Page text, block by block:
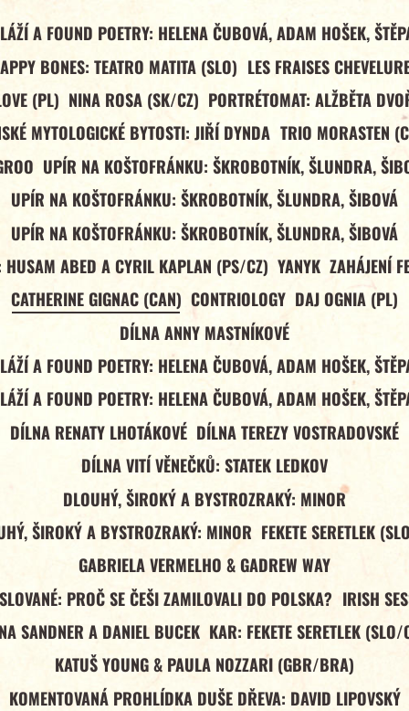
A FOUND POETRY: HELENA ČUBOVÁ, ADAM HOŠEK,
BONES: TEATRO MATITA (SLO) LES FRAISES
(PL) NINA ROSA (SK/CZ) PORTRÉTOMAT: ALŽBĚTA
MYTOLOGICKÉ BYTOSTI: JIŘÍ DYNDA TRIO MORASTEN
UPÍR NA KOŠTOFRÁNKU: ŠKROBOTNÍK, ŠLUNDRA,
UPÍR NA KOŠTOFRÁNKU: ŠKROBOTNÍK, ŠLUNDRA, ŠIBOVÁ
UPÍR NA KOŠTOFRÁNKU: ŠKROBOTNÍK, ŠLUNDRA, ŠIBOVÁ
HUSAM ABED A CYRIL KAPLAN (PS/CZ) YANYK ZAHÁJENÍ
CATHERINE GIGNAC (CAN) CONTRIOLOGY DAJ OGNIA (PL)
DÍLNA ANNY MASTNÍKOVÉ
A FOUND POETRY: HELENA ČUBOVÁ, ADAM HOŠEK,
A FOUND POETRY: HELENA ČUBOVÁ, ADAM HOŠEK,
DÍLNA RENATY LHOTÁKOVÉ DÍLNA TEREZY VOSTRADOVSKÉ
DÍLNA VITÍ VĚNEČKŮ: STATEK LEDKOV
DLOUHÝ, ŠIROKÝ A BYSTROZRAKÝ: MINOR
ŠIROKÝ A BYSTROZRAKÝ: MINOR FEKETE SERETLEK
GABRIELA VERMELHO & GADREW WAY
PROČ SE ČEŠI ZAMILOVALI DO POLSKA? IRISH
SANDNER A DANIEL BUCEK KAR: FEKETE SERETLEK (SLO/
KATUŠ YOUNG & PAULA NOZZARI (GBR/BRA)
KOMENTOVANÁ PROHLÍDKA DUŠE DŘEVA: DAVID LIPOVSKÝ